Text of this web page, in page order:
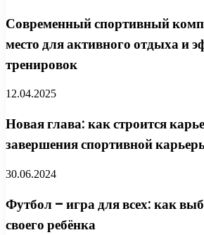
Современный спортивный
место для активного отдыха и
тренировок
12.04.2025
Новая глава: как строится
завершения спортивной
30.06.2024
Футбол – игра для всех: как
своего ребёнка